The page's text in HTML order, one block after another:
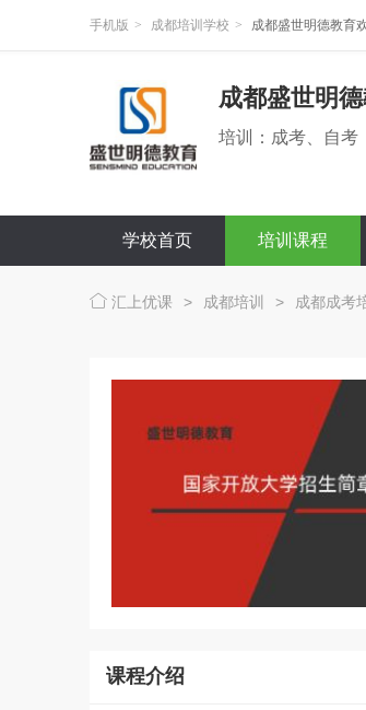
手机版 > 成都培训学校 > 成都盛世明德教育
成都盛世明
培训：成考、自考
学校首页 培训课程
汇上优课 > 成都培训 > 成都成考
课程介绍